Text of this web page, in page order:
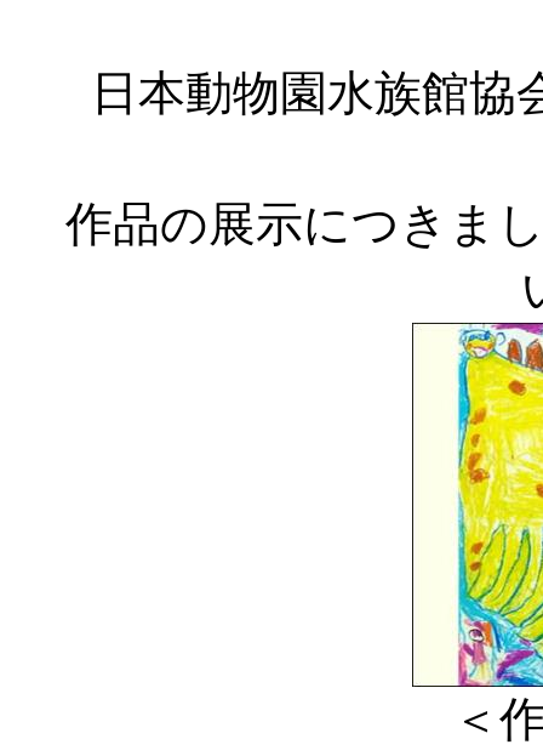
日本動物園水族館
作品の展示につきま
＜